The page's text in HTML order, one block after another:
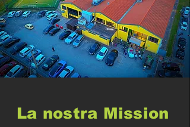
La nostra Mission